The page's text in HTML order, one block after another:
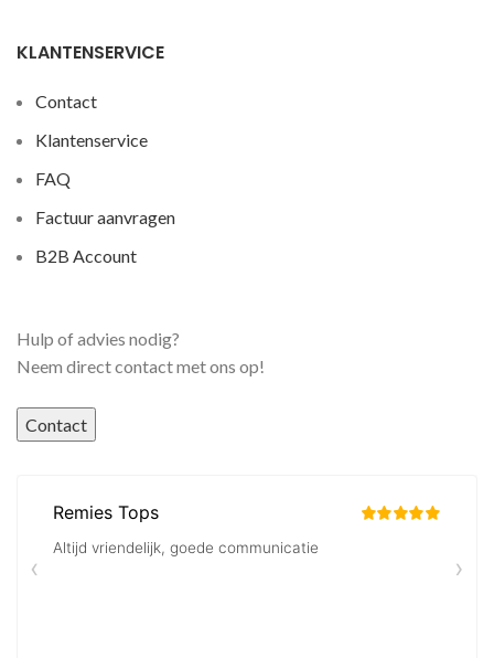
KLANTENSERVICE
Contact
Klantenservice
FAQ
Factuur aanvragen
B2B Account
Hulp of advies nodig?
Neem direct contact met ons op!
Contact